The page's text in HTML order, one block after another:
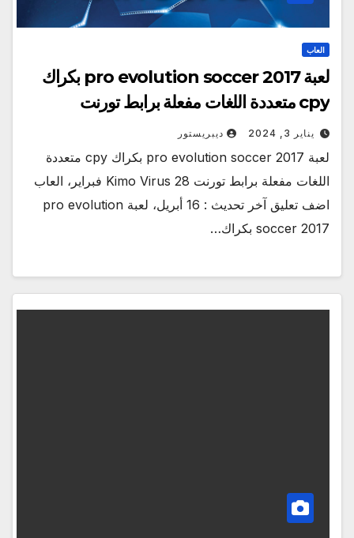
العاب
لعبة pro evolution soccer 2017 بكراك
cpy متعددة اللغات مفعلة برابط تورنت
يناير 3, 2024 ديبريستور
لعبة pro evolution soccer 2017 بكراك cpy متعددة
اللغات مفعلة برابط تورنت Kimo Virus 28 فبراير، العاب
اضف تعليق آخر تحديث : 16 أبريل، لعبة pro evolution
soccer 2017 بكراك…